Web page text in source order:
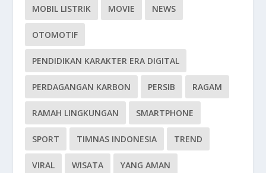
MOBIL LISTRIK MOVIE NEWS
OTOMOTIF
PENDIDIKAN KARAKTER ERA DIGITAL
PERDAGANGAN KARBON PERSIB RAGAM
RAMAH LINGKUNGAN SMARTPHONE
SPORT TIMNAS INDONESIA TREND
VIRAL WISATA YANG AMAN